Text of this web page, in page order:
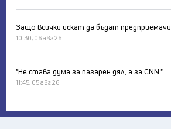
Защо всички искат да бъдат предприемачи
10:30, 06 авг 26
"Не става дума за пазарен дял, а за CNN."
11:45, 05 авг 26